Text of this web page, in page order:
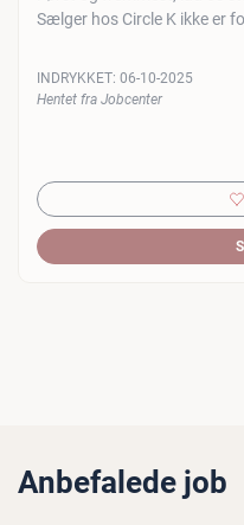
Sælger hos Circle K ikke er
INDRYKKET: 06-10-2025
Hentet fra Jobcenter
Anbefalede job